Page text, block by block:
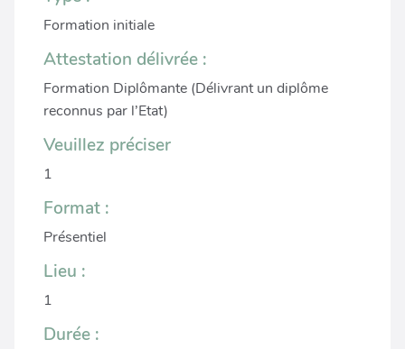
Formation initiale
Attestation délivrée :
Formation Diplômante (Délivrant un diplôme
reconnus par l’Etat)
Veuillez préciser
1
Format :
Présentiel
Lieu :
1
Durée :